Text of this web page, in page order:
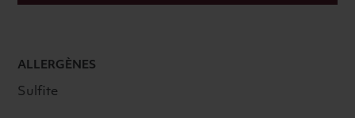
ALLERGÈNES
Sulfite